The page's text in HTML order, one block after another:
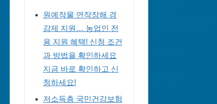
원예작물 연작장해 경
감제 지원… 농업인 전
용 지원 혜택! 신청 조건
과 방법을 확인하세요
지금 바로 확인하고 신
청하세요!
저소득층 국민건강보험